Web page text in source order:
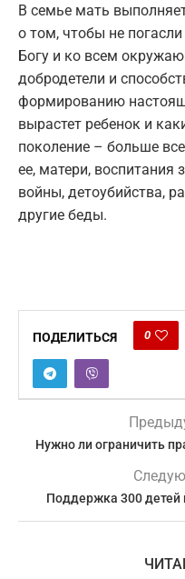
В семье мать
о том, чтобы не
Богу и ко всем
добродетели и
формированию
вырастет ребенок и
поколение – больше
ее, матери, воспитания
войны, детоубийства,
другие беды.
ПОДЕЛИТЬСЯ 0
Нужно ли ограничить
Поддержка 300 детей